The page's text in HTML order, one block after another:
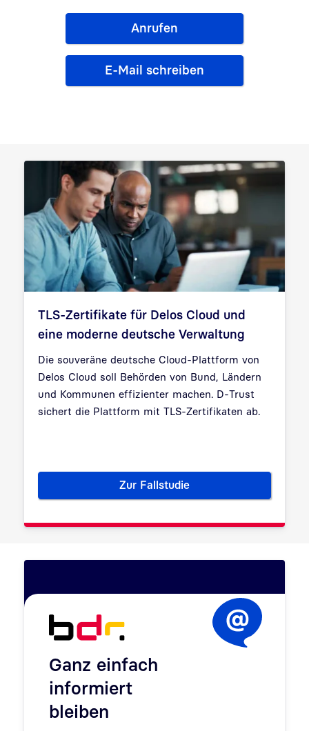
Anrufen
E-Mail schreiben
TLS-Zertifikate für Delos Cloud und
eine moderne deutsche Verwaltung
Die souveräne deutsche Cloud-Plattform von
Delos Cloud soll Behörden von Bund, Ländern
und Kommunen effizienter machen. D-Trust
sichert die Plattform mit TLS-Zertifikaten ab.
Zur FallstudieTLS-Zertifikate für Delos
Ganz einfach
informiert
bleiben